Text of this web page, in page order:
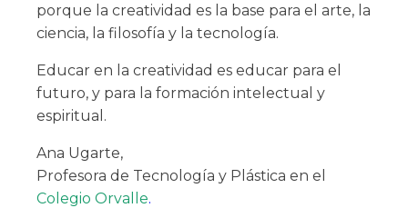
porque la creatividad es la base para el arte, la
ciencia, la filosofía y la tecnología.
Educar en la creatividad es educar para el
futuro, y para la formación intelectual y
espiritual.
Ana Ugarte,
Profesora de Tecnología y Plástica en el
Colegio Orvalle.